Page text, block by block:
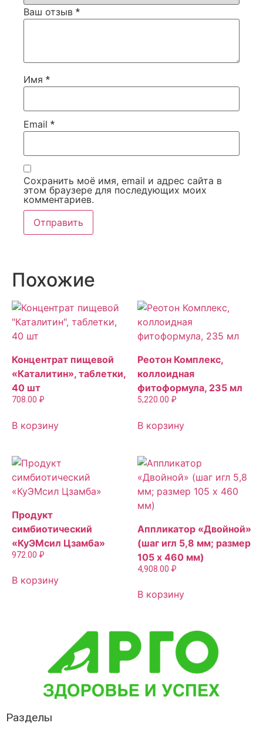
Ваш отзыв *
Имя *
Email *
Сохранить моё имя, email и адрес сайта в
этом браузере для последующих моих
комментариев.
Похожие
Концентрат пищевой
«Каталитин», таблетки,
40 шт
708.00 ₽
В корзину
Реотон Комплекс,
коллоидная
фитоформула, 235 мл
5,220.00 ₽
В корзину
Продукт
симбиотический
«КуЭМсил Цзамба»
972.00 ₽
В корзину
Аппликатор «Двойной»
(шаг игл 5,8 мм; размер
105 х 460 мм)
4,908.00 ₽
В корзину
Разделы